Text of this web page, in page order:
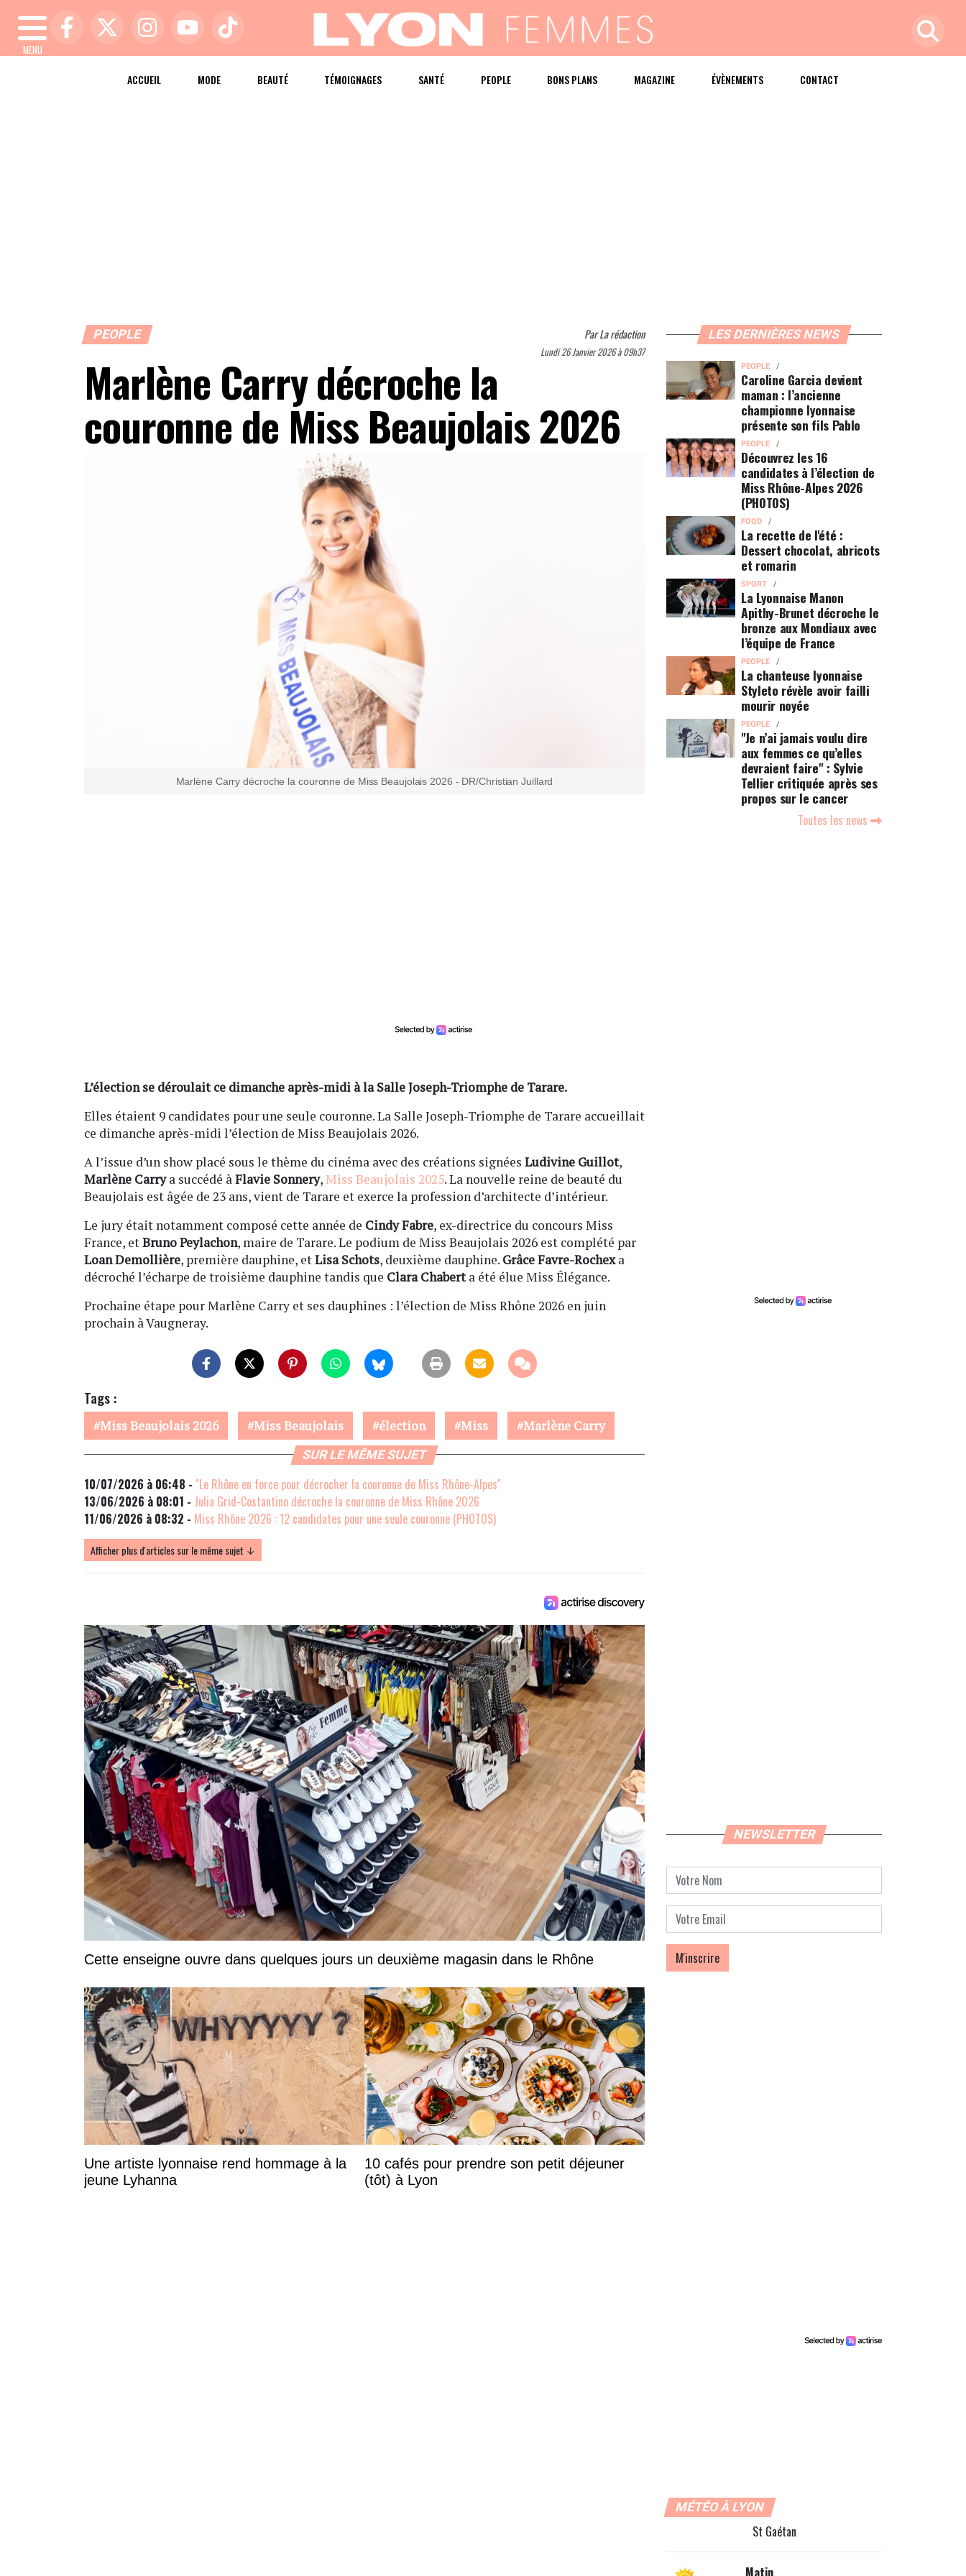
MENU
ACCUEIL MODE BEAUTÉ TÉMOIGNAGES SANTÉ PEOPLE BONS PLANS MAGAZINE ÉVÈNEMENTS CONTACT
PEOPLE ParLa rédaction
Lundi 26 Janvier 2026 à 09h37
Marlène Carry décroche la
couronne de Miss Beaujolais 2026
Marlène Carry décroche la couronne de Miss Beaujolais 2026 - DR/Christian Juillard
L’élection se déroulait ce dimanche après-midi à la Salle Joseph-Triomphe de Tarare.
Elles étaient 9 candidates pour une seule couronne. La Salle Joseph-Triomphe de Tarare accueillait
ce dimanche après-midi l’élection de Miss Beaujolais 2026.
A l’issue d’un show placé sous le thème du cinéma avec des créations signées Ludivine Guillot,
Marlène Carrya succédé àFlavie Sonnery, Miss Beaujolais 2025. La nouvelle reine de beauté du
Beaujolais est âgée de 23 ans, vient de Tarare et exerce la profession d’architecte d’intérieur.
Le jury était notamment composé cette année de Cindy Fabre, ex-directrice du concours Miss
France, etBruno Peylachon, maire de Tarare. Le podium de Miss Beaujolais 2026 est complété par
Loan Demollière, première dauphine, etLisa Schots, deuxième dauphine. Grâce Favre-Rochexa
décroché l’écharpe de troisième dauphine tandis que Clara Chaberta été élue Miss Élégance.
Prochaine étape pour Marlène Carry et ses dauphines : l’élection de Miss Rhône 2026 en juin
prochain à Vaugneray.
Tags :
Miss Beaujolais 2026 Miss Beaujolais élection Miss Marlène Carry
SUR LE MÊME SUJET
10/07/2026 à 06:48 - "Le Rhône en force pour décrocher la couronne de Miss Rhône-Alpes"
13/06/2026 à 08:01 - Julia Grid-Costantino décroche la couronne de Miss Rhône 2026
11/06/2026 à 08:32 - Miss Rhône 2026 : 12 candidates pour une seule couronne (PHOTOS)
Afficher plus d'articles sur le même sujet ↓
Cette enseigne ouvre dans quelques jours un deuxième magasin dans le Rhône
Une artiste lyonnaise rend hommage à la
jeune Lyhanna
10 cafés pour prendre son petit déjeuner
(tôt) à Lyon
LES DERNIÈRES NEWS
PEOPLE
Caroline Garcia devient
maman : l’ancienne
championne lyonnaise
présente son fils Pablo
PEOPLE
Découvrez les 16
candidates à l’élection de
Miss Rhône-Alpes 2026
(PHOTOS)
FOOD
La recette de l'été :
Dessert chocolat, abricots
et romarin
SPORT
La Lyonnaise Manon
Apithy-Brunet décroche le
bronze aux Mondiaux avec
l’équipe de France
PEOPLE
La chanteuse lyonnaise
Styleto révèle avoir failli
mourir noyée
PEOPLE
"Je n’ai jamais voulu dire
aux femmes ce qu’elles
devraient faire" : Sylvie
Tellier critiquée après ses
propos sur le cancer
Toutes les news
NEWSLETTER
MÉTÉO À LYON
St Gaétan
Matin